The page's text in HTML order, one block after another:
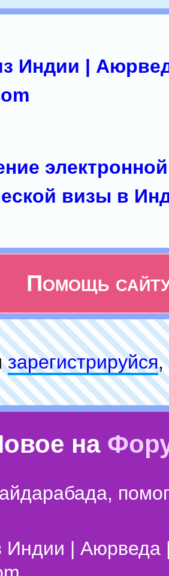
Индии |
электронной
визы в
Помощь
зарeгиcтpируйся,
на
Индии | Аюрведа